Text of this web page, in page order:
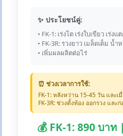
✨ ประโยชน์คู่:
• FK-1: เร่งโต เร่งใบเขียว เร่งแ
• FK-3R: รวงยาว เมล็ดเต็ม น้ำ
• เพิ่มผลผลิตต่อไร่
⏰ ช่วงเวลาการใช้:
FK-1: หลังหว่าน 15-45 วัน และเ
FK-3R: ช่วงตั้งท้อง ออกรวง แล
💰 FK-1: 890 บาท